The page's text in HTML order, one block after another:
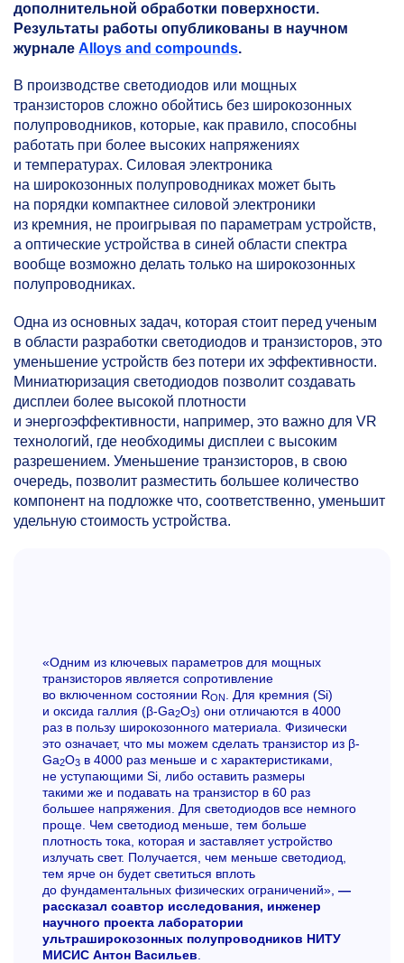
дополнительной обработки поверхности.
Результаты работы опубликованы в научном
журнале Alloys and compounds.
В производстве светодиодов или мощных
транзисторов сложно обойтись без широкозонных
полупроводников, которые, как правило, способны
работать при более высоких напряжениях
и температурах. Силовая электроника
на широкозонных полупроводниках может быть
на порядки компактнее силовой электроники
из кремния, не проигрывая по параметрам устройств,
а оптические устройства в синей области спектра
вообще возможно делать только на широкозонных
полупроводниках.
Одна из основных задач, которая стоит перед ученым
в области разработки светодиодов и транзисторов, это
уменьшение устройств без потери их эффективности.
Миниатюризация светодиодов позволит создавать
дисплеи более высокой плотности
и энергоэффективности, например, это важно для VR
технологий, где необходимы дисплеи с высоким
разрешением. Уменьшение транзисторов, в свою
очередь, позволит разместить большее количество
компонент на подложке что, соответственно, уменьшит
удельную стоимость устройства.
«Одним из ключевых параметров для мощных
транзисторов является сопротивление
во включенном состоянии RON
. Для кремния (Si)
и оксида галлия (β-Ga2O3) они отличаются в 4000
раз в пользу широкозонного материала. Физически
это означает, что мы можем сделать транзистор из β-
Ga2O3 в 4000 раз меньше и с характеристиками,
не уступающими Si, либо оставить размеры
такими же и подавать на транзистор в 60 раз
большее напряжения. Для светодиодов все немного
проще. Чем светодиод меньше, тем больше
плотность тока, которая и заставляет устройство
излучать свет. Получается, чем меньше светодиод,
тем ярче он будет светиться вплоть
до фундаментальных физических ограничений», —
рассказал соавтор исследования, инженер
научного проекта лаборатории
ультраширокозонных полупроводников НИТУ
МИСИС Антон Васильев